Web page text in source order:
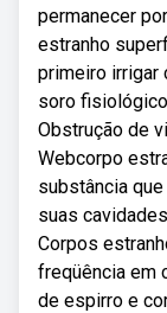
permanecer
estranho
primeiro irrigar
soro
Obstrução de
Webcorpo
substância
suas
Corpos
freqüência em
de espirro e